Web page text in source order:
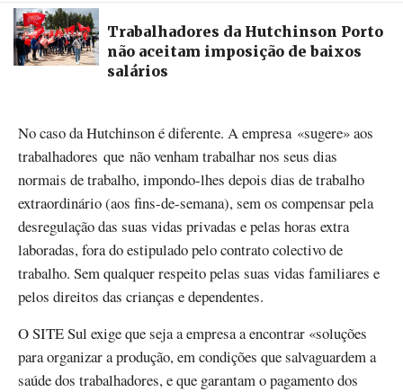
Trabalhadores da Hutchinson Porto
não aceitam imposição de baixos
salários
No caso da Hutchinson é diferente. A empresa «sugere» aos
trabalhadores que não venham trabalhar nos seus dias
normais de trabalho, impondo-lhes depois dias de trabalho
extraordinário (aos fins-de-semana), sem os compensar pela
desregulação das suas vidas privadas e pelas horas extra
laboradas, fora do estipulado pelo contrato colectivo de
trabalho. Sem qualquer respeito pelas suas vidas familiares e
pelos direitos das crianças e dependentes.
O SITE Sul exige que seja a empresa a encontrar «soluções
para organizar a produção, em condições que salvaguardem a
saúde dos trabalhadores, e que garantam o pagamento dos